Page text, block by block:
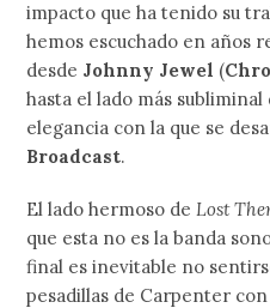
impacto que ha tenido su
hemos escuchado en años
desde Johnny Jewel (
hasta el lado más
elegancia con la que se
Broadcast.
El lado hermoso deLost
que esta no es la banda
final es inevitable no
pesadillas de Carpenter